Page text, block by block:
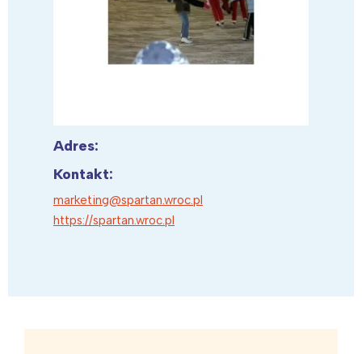
Adres:
Kontakt:
marketing@spartan.wroc.pl
https://spartan.wroc.pl